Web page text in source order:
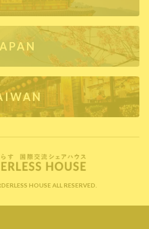
HOUSE ALL RESERVED.